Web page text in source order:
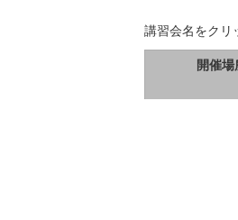
講習会名をクリ
開催場